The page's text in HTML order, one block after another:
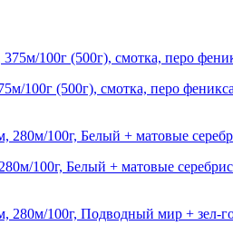
100г (500г), смотка, перо феникса
100г, Белый + матовые